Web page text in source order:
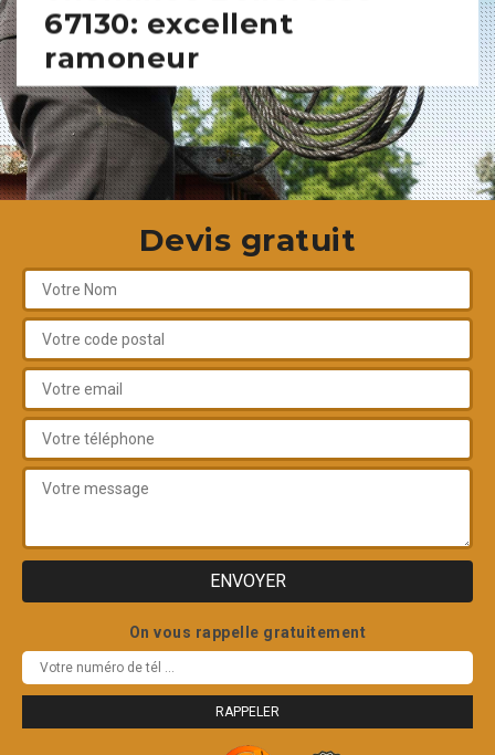
67130: excellent
ramoneur
Devis gratuit
On vous rappelle gratuitement